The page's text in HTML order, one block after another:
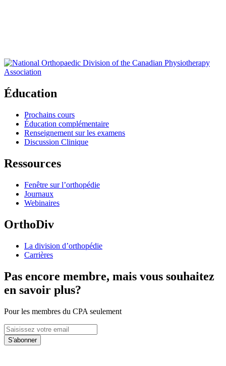
Éducation
Prochains cours
Éducation complémentaire
Renseignement sur les examens
Discussion Clinique
Ressources
Fenêtre sur l’orthopédie
Journaux
Webinaires
OrthoDiv
La division d’orthopédie
Carrières
Pas encore membre, mais vous souhaitez
en savoir plus?
Pour les membres du CPA seulement